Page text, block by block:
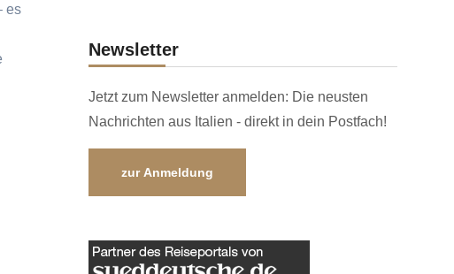
es
Newsletter
Jetzt zum Newsletter anmelden: Die neusten
Nachrichten aus Italien - direkt in dein Postfach!
zur Anmeldung